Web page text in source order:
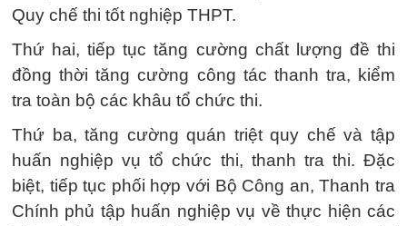
Quy chế thi tốt nghiệp THPT.
Thứ hai, tiếp tục tăng cường chất lượng đề thi
đồng thời tăng cường công tác thanh tra, kiểm
tra toàn bộ các khâu tổ chức thi.
Thứ ba, tăng cường quán triệt quy chế và tập
huấn nghiệp vụ tổ chức thi, thanh tra thi. Đặc
biệt, tiếp tục phối hợp với Bộ Công an, Thanh tra
Chính phủ tập huấn nghiệp vụ về thực hiện các